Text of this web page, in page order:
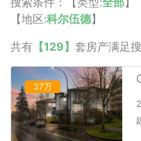
【地区:科尔伍德】
共有 【129】 套房产满足
37万